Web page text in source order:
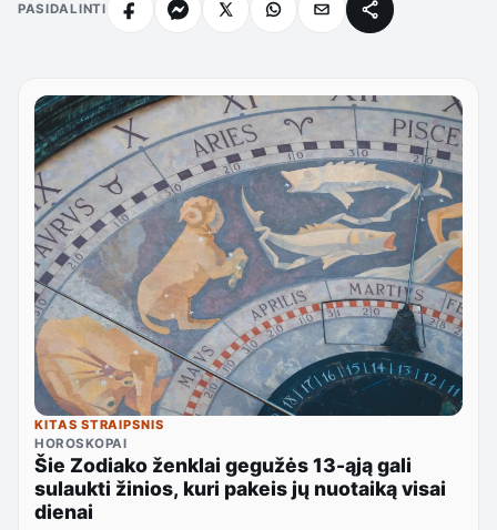
PASIDALINTI
KITAS STRAIPSNIS
HOROSKOPAI
Šie Zodiako ženklai gegužės 13-ąją gali
sulaukti žinios, kuri pakeis jų nuotaiką visai
dienai